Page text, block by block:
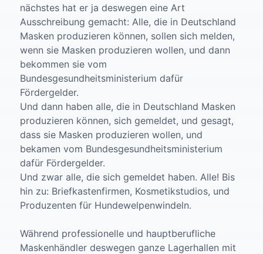
nächstes hat er ja deswegen eine Art
Ausschreibung gemacht: Alle, die in Deutschland
Masken produzieren können, sollen sich melden,
wenn sie Masken produzieren wollen, und dann
bekommen sie vom
Bundesgesundheitsministerium dafür
Fördergelder.
Und dann haben alle, die in Deutschland Masken
produzieren können, sich gemeldet, und gesagt,
dass sie Masken produzieren wollen, und
bekamen vom Bundesgesundheitsministerium
dafür Fördergelder.
Und zwar alle, die sich gemeldet haben. Alle! Bis
hin zu: Briefkastenfirmen, Kosmetikstudios, und
Produzenten für Hundewelpenwindeln.
Während professionelle und hauptberufliche
Maskenhändler deswegen ganze Lagerhallen mit